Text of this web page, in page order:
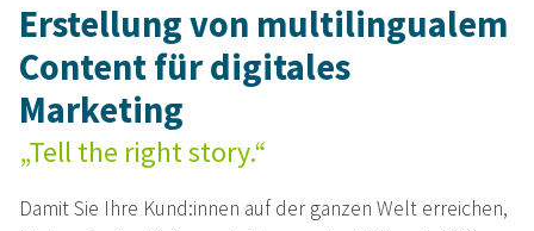
Erstellung von multilingualem
Content für digitales
Marketing
„Tell the right story.“
Damit Sie Ihre Kund:innen auf der ganzen Welt erreichen,